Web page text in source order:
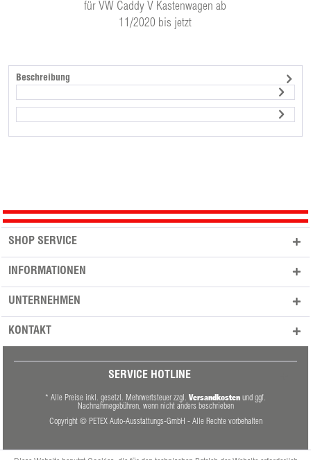
für VW Caddy V Kastenwagen ab
11/2020 bis jetzt
Beschreibung
SHOP SERVICE
INFORMATIONEN
UNTERNEHMEN
KONTAKT
SERVICE HOTLINE
* Alle Preise inkl. gesetzl. Mehrwertsteuer zzgl. Versandkosten und ggf.
Nachnahmegebühren, wenn nicht anders beschrieben
Copyright © PETEX Auto-Ausstattungs-GmbH - Alle Rechte vorbehalten